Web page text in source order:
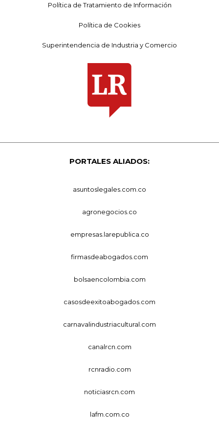
Política de Tratamiento de Información
Política de Cookies
Superintendencia de Industria y Comercio
PORTALES ALIADOS:
asuntoslegales.com.co
agronegocios.co
empresas.larepublica.co
firmasdeabogados.com
bolsaencolombia.com
casosdeexitoabogados.com
carnavalindustriacultural.com
canalrcn.com
rcnradio.com
noticiasrcn.com
lafm.com.co